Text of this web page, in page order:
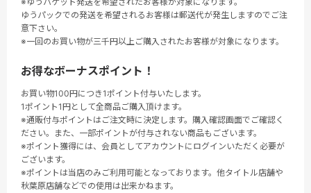
ゆうパックでの発送を希望されるお客様は郵送代が発生しますのでご注
意下さい。
※一回のお買い物が三千円以上ご購入されたお客様が対象になります。
お得なボーナスポイント！
お買い物100円につき1ポイント付与いたします。
1ポイント1円として全商品ご購入頂けます。
※通販付与ポイントはご注文時に決定します。購入確認画面でご確認く
ださい。また、一部ポイントが付与されない商品もございます。
※ポイント獲得には、会員としてアカウントにログインいただく必要が
ございます。
※ポイントは当店のみご利用可能となっております。他タイトル店舗や
秋葉原店舗などでの使用は出来かねます。